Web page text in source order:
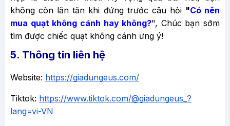
không còn lăn tăn khi đứng trước câu hỏi "Có nên
mua quạt không cánh hay không?", Chúc bạn sớm
tìm được chiếc quạt không cánh ưng ý!
5. Thông tin liên hệ
Website: https://giadungeus.com/
Tiktok: https://www.tiktok.com/@giadungeus_?
lang=vi-VN